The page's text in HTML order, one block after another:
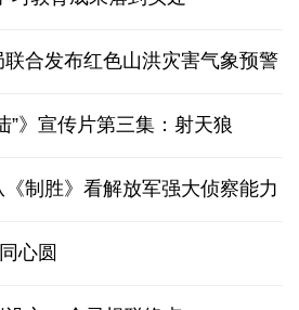
怀与大国气派
习教育成果落到实处
合发布红色山洪灾害气象预警
”》宣传片第三集：射天狼